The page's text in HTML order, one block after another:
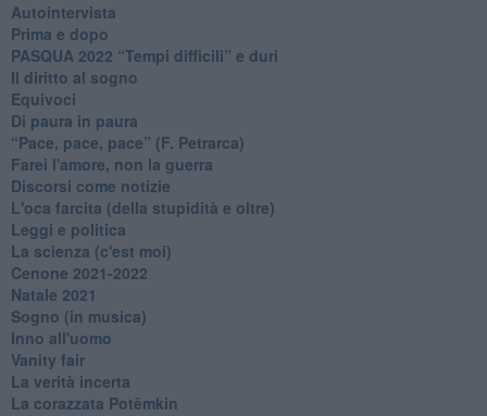
Autointervista
Prima e dopo
​PASQUA 2022 “Tempi difficili” e duri
Il diritto al sogno
Equivoci
Di paura in paura
​“Pace, pace, pace” (F. Petrarca)
Farei l'amore, non la guerra
Discorsi come notizie
L'oca farcita (della stupidità e oltre)
Leggi e politica
La scienza (c'est moi)
Cenone 2021-2022
Natale 2021
Sogno (in musica)
Inno all'uomo
Vanity fair
La verità incerta
La corazzata Potëmkin